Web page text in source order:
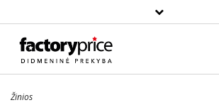
Paieška
Žinios